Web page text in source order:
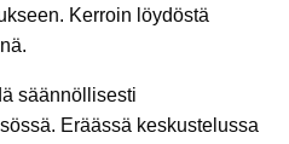
Kerroin löydöstä
säännöllisesti
Eräässä keskustelussa